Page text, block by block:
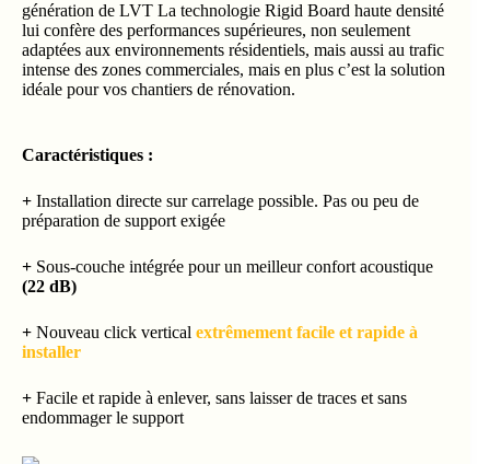
génération de LVT La technologie Rigid Board haute densité
lui confère des performances supérieures, non seulement
adaptées aux environnements résidentiels, mais aussi au trafic
intense des zones commerciales, mais en plus c’est la solution
idéale pour vos chantiers de rénovation.
Caractéristiques :
+ Installation directe sur carrelage possible. Pas ou peu de
préparation de support exigée
+ Sous-couche intégrée pour un meilleur confort acoustique
(22 dB)
+ Nouveau click vertical extrêmement facile et rapide à
installer
+ Facile et rapide à enlever, sans laisser de traces et sans
endommager le support